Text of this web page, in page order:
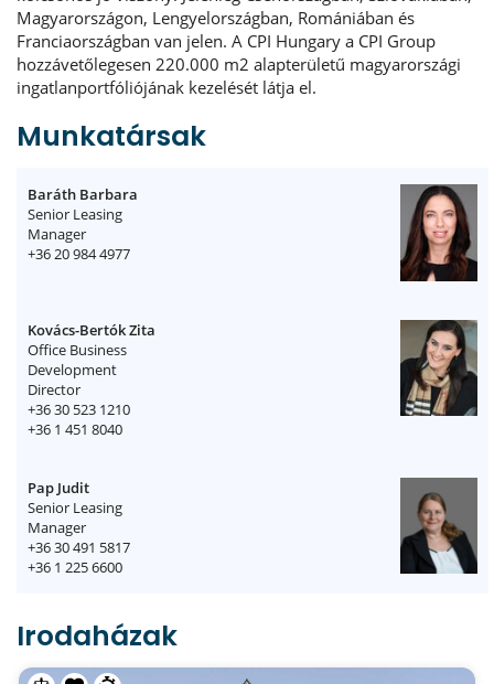
Magyarországon, Lengyelországban, Romániában és
Franciaországban van jelen. A CPI Hungary a CPI Group
hozzávetőlegesen 220.000 m2 alapterületű magyarországi
ingatlanportfóliójának kezelését látja el.
Munkatársak
Baráth Barbara
Senior Leasing
Manager
+36 20 984 4977
Kovács-Bertók Zita
Office Business
Development
Director
+36 30 523 1210
+36 1 451 8040
Pap Judit
Senior Leasing
Manager
+36 30 491 5817
+36 1 225 6600
Irodaházak